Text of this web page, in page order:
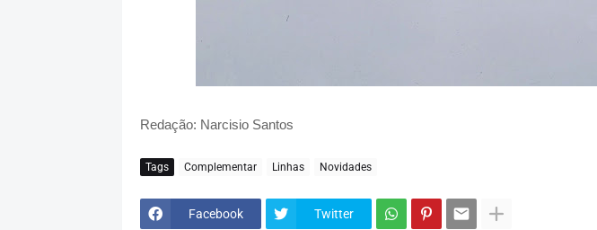
Redação: Narcisio Santos
Tags Complementar Linhas Novidades
Facebook Twitter